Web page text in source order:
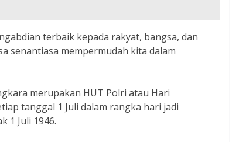
terbaik kepada rakyat, bangsa, dan
senantiasa mempermudah kita dalam
merupakan HUT Polri atau Hari
tanggal 1 Juli dalam rangka hari jadi
1 Juli 1946.